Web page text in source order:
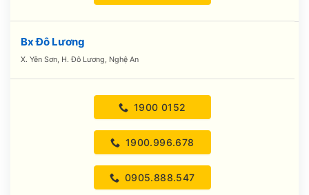
Bx Đô Lương
X. Yên Sơn, H. Đô Lương, Nghệ An
1900 0152
1900.996.678
0905.888.547